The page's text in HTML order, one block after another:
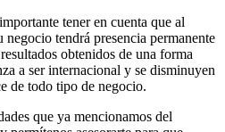
tener en cuenta que al
tendrá presencia permanente
obtenidos de una forma
a ser internacional y se disminuyen
de todo tipo de negocio.
que ya mencionamos del